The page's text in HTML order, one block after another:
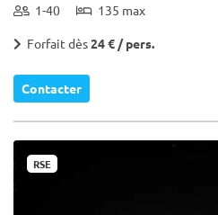
1-40 135 max
Forfait dès24 € / pers.
Contacter
RSE